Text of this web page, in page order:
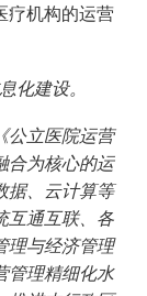
疗机构的运营
建设。
立医院运营
合为核心的运
据、云计算等
互通互联、各
理与经济管理
管理精细化水